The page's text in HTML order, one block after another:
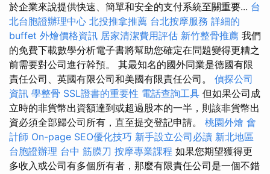
於企業來說提供快速、簡單和安全的支付系統至關重要... 台
北台胞證辦理中心 北投推拿推薦 台北按摩服務 詳細的
buffet 外燴價格資訊 居家清潔費用評估 新竹整骨推薦 我們
的免費下載數學分析電子書將幫助您確定在問題變得更糟之
前需要對公司進行幹預。 其最知名的國外同業是德國有限
責任公司、英國有限公司和美國有限責任公司。 偵探公司
資訊 學整骨 SSL證書的重要性 電話查詢工具 但如果公司成
立時的非貨幣出資額達到或超過股本的一半，則該非貨幣出
資必須全部歸公司所有，直至提交登記申請。 桃園外燴 會
計師 On-page SEO優化技巧 新手設立公司必讀 新北地區
台胞證辦理 台中 筋膜刀 按摩專業課程 如果您期望獲得更
多收入或公司有多個所有者，那麼有限責任公司是一個不錯